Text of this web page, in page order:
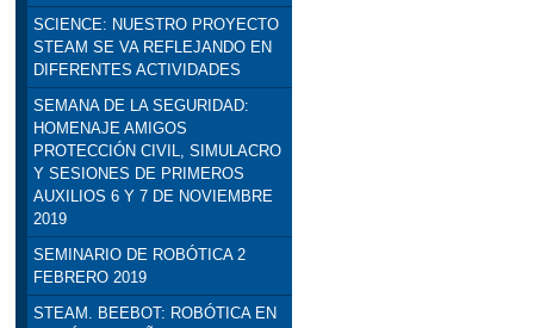
SCIENCE: NUESTRO PROYECTO
STEAM SE VA REFLEJANDO EN
DIFERENTES ACTIVIDADES
SEMANA DE LA SEGURIDAD:
HOMENAJE AMIGOS
PROTECCIÓN CIVIL, SIMULACRO
Y SESIONES DE PRIMEROS
AUXILIOS 6 Y 7 DE NOVIEMBRE
2019
SEMINARIO DE ROBÓTICA 2
FEBRERO 2019
STEAM. BEEBOT: ROBÓTICA EN